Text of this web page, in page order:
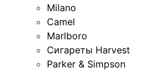
Milano
Camel
Marlboro
Сигареты Harvest
Parker & Simpson